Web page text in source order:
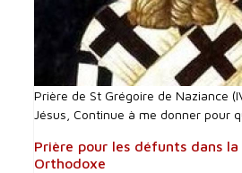
Prière de St Grégoire de Naziance
Jésus, Continue à me donner pour
Prière pour les défunts dans
Orthodoxe